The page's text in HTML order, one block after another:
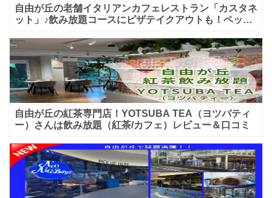
自由が丘の老舗イタリアンカフェレストラン「カスタネ
ット」♪飲み放題コースにピザテイクアウトも！ペット
自由が丘の紅茶専門店！YOTSUBA TEA（ヨツバティ
ー）さんは飲み放題（紅茶/カフェ）レビュー＆口コミ